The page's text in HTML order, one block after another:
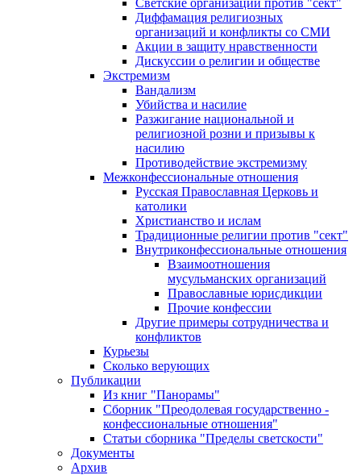
Светские организации против "сект"
Диффамация религиозных
организаций и конфликты со СМИ
Акции в защиту нравственности
Дискуссии о религии и обществе
Экстремизм
Вандализм
Убийства и насилие
Разжигание национальной и
религиозной розни и призывы к
насилию
Противодействие экстремизму
Межконфессиональные отношения
Русская Православная Церковь и
католики
Христианство и ислам
Традиционные религии против "сект"
Внутриконфессиональные отношения
Взаимоотношения
мусульманских организаций
Православные юрисдикции
Прочие конфессии
Другие примеры сотрудничества и
конфликтов
Курьезы
Сколько верующих
Публикации
Из книг "Панорамы"
Сборник "Преодолевая государственно -
конфессиональные отношения"
Статьи сборника "Пределы светскости"
Документы
Архив